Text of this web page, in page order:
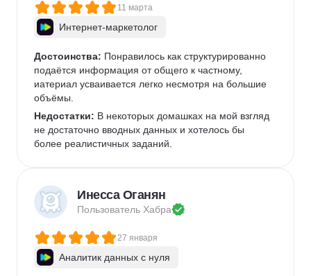
11 марта
Интернет-маркетолог
Достоинства: Понравилось как структурированно
подаётся информация от общего к частному,
иатериал усваивается легко несмотря на большие
объёмы.
Недостатки: В некоторых домашках на мой взгляд
не достаточно вводных данных и хотелось бы
более реалистичных заданий.
Инесса Оганян
Пользователь Хабра
27 января
Аналитик данных с нуля